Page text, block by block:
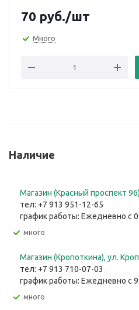
70 руб./шт
Много
Наличие
Магазин (Красный проспект
тел: +7 913 951-12-65
график работы: Ежедневно с
Много
Магазин (Кропоткина), ул.
тел: +7 913 710-07-03
график работы: Ежедневно с
Много